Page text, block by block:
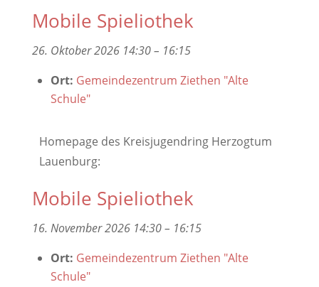
Mobile Spieliothek
26. Oktober 2026 14:30– 16:15
Ort: Gemeindezentrum Ziethen "Alte
Schule"
Homepage des Kreisjugendring Herzogtum
Lauenburg:
Mobile Spieliothek
16. November 2026 14:30– 16:15
Ort: Gemeindezentrum Ziethen "Alte
Schule"